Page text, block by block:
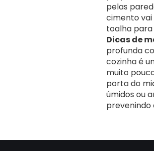
pelas
cimento vai
toalha para
Dicas de
profunda
cozinha é
muito
porta do
úmidos ou
prevenindo